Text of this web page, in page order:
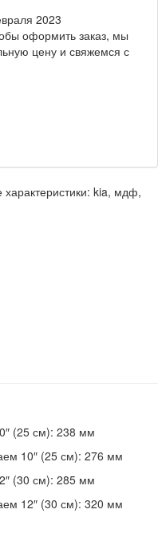
2023
оформить заказ, мы
цену и свяжемся с
kia, мдф,
(25 см): 238 мм
10″ (25 см): 276 мм
(30 см): 285 мм
12″ (30 см): 320 мм